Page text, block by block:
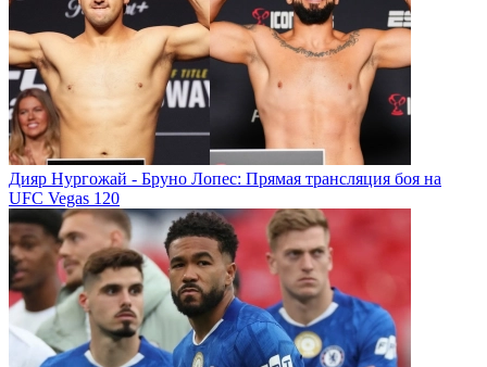
Дияр Нургожай - Бруно Лопес: Прямая трансляция боя на
UFC Vegas 120